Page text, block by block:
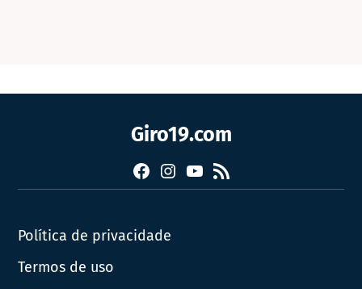
Giro19.com
FacebookInstagram
YouTube
RSS
Política de privacidade
Termos de uso